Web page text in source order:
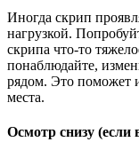
Иногда скрип
нагрузкой.
скрипа что-то
понаблюдайте,
рядом. Это поможет
места.
Осмотр снизу (если